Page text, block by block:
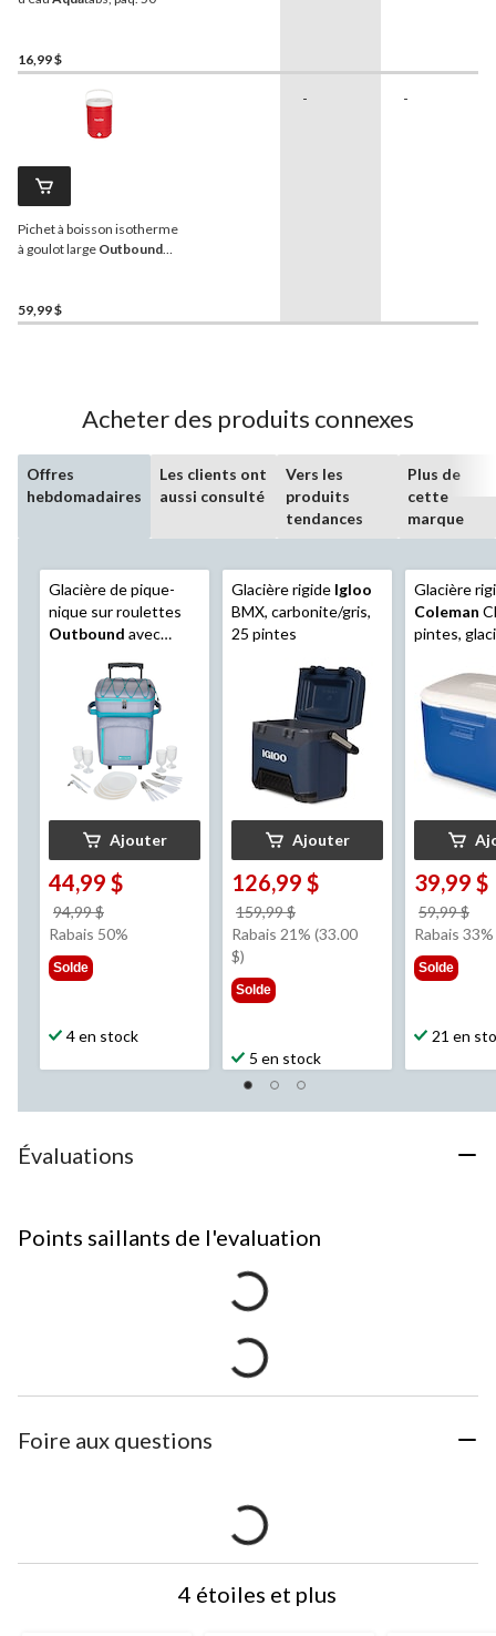
16,99 $
Pichet à boisson isotherme
à goulot large Outbound
59,99 $
- -
Acheter des produits connexes
Offres
hebdomadaires
Les clients ont
aussi consulté
Vers les
produits
tendances
Plus de
cette
marque
Glacière de pique-
nique sur roulettes
Outbound avec
18 canettes, bleu
Ajouter
44,99 $
94,99 $
était
Rabais 50%
Solde
4 en stock
Glacière rigide Igloo
BMX, carbonite/gris,
25 pintes
Ajouter
126,99 $
159,99 $
était
Rabais 21% (33.00
$)
Solde
5 en stock
Glacière
Coleman
pintes,
bleu
39,99 $
59,99 $
Rabais 33%
Solde
21 en
Évaluations
Points saillants de l'evaluation
Foire aux questions
4 étoiles et plus